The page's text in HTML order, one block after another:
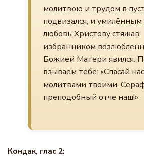
молитвою и трудом в
подвизался, и
любовь Христову стяжав,
избранником
Божией Матери явился.
взываем тебе: «Спасай нас
молитвами твоими,
преподобный отче наш!»
Кондак, глас 2: